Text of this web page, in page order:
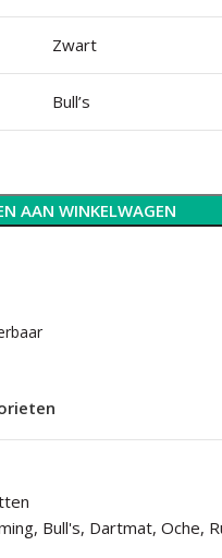
Zwart
Bull’s
AAN WINKELWAGEN
, Bull's, Dartmat, Oche,